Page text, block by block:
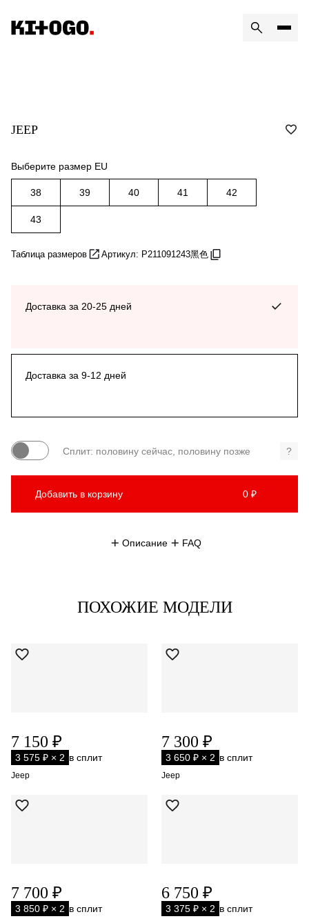
JEEP
Выберите размер EU
38 39 40 41 42
43
Таблица размеров Артикул: P211091243黑色
Доставка за 20-25 дней
Доставка за 9-12 дней
Сплит: половину сейчас, половину позже ?
Добавить в корзину 0 ₽
Описание FAQ
ПОХОЖИЕ МОДЕЛИ
7 150 ₽
3 575 ₽ × 2 в сплит
Jeep
7 300 ₽
3 650 ₽ × 2 в сплит
Jeep
7 700 ₽
3 850 ₽ × 2 в сплит
6 750 ₽
3 375 ₽ × 2 в сплит